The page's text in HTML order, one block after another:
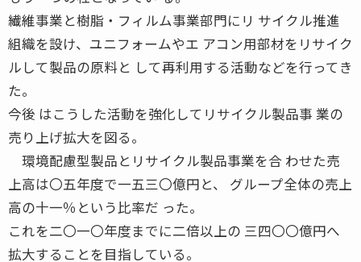
繊維事業と樹脂・フィルム事業部門にリ サイクル推進
組織を設け、ユニフォームやエ アコン用部材をリサイク
ルして製品の原料と して再利用する活動などを行ってき
た。
今後 はこうした活動を強化してリサイクル製品事 業の
売り上げ拡大を図る。
環境配慮型製品とリサイクル製品事業を合 わせた売
上高は〇五年度で一五三〇億円と、 グループ全体の売上
高の十一％という比率だ った。
これを二〇一〇年度までに二倍以上の 三四〇〇億円へ
拡大することを目指している。